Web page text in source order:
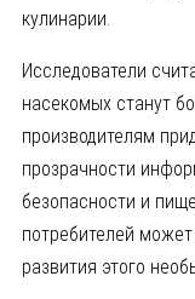
кулинарии.
Исследователи
насекомых станут
производителям
прозрачности
безопасности и
потребителей
развития этого